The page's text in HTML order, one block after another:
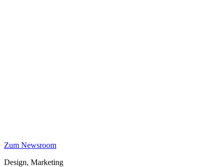
Zum Newsroom
Design, Marketing